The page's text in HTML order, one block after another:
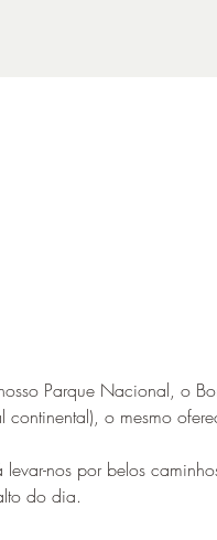
Parque Nacional, o
o mesmo
nos por belos
do dia.